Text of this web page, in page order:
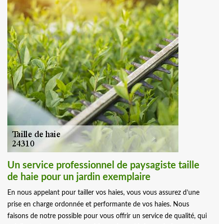
Un service professionnel de paysagiste taille
de haie pour un jardin exemplaire
En nous appelant pour tailler vos haies, vous vous assurez d’une
prise en charge ordonnée et performante de vos haies. Nous
faisons de notre possible pour vous offrir un service de qualité, qui